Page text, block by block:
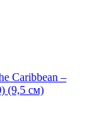
Caribbean –
(9,5 см)